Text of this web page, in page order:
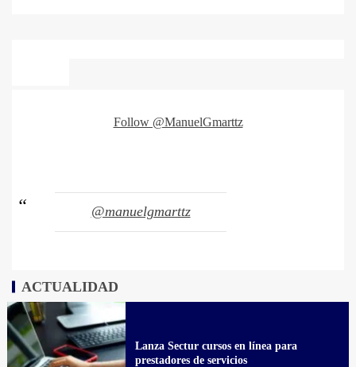
Follow @ManuelGmarttz
@manuelgmarttz
ACTUALIDAD
Lanza Sectur cursos en línea para
prestadores de servicios